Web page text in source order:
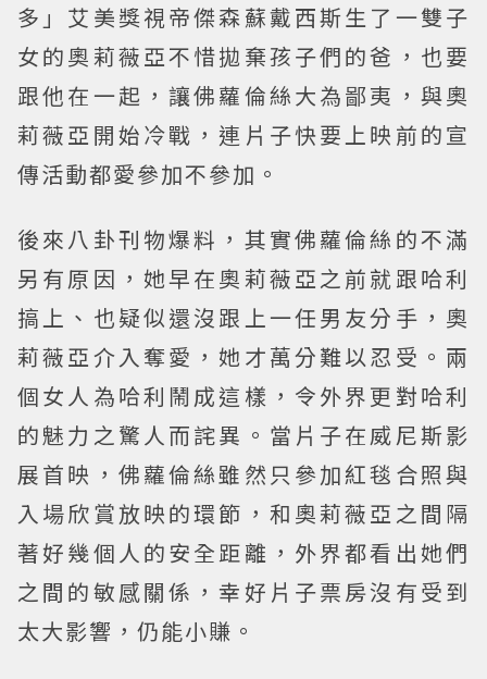
多」艾美獎視帝傑森蘇戴西斯生了一雙子
女的奧莉薇亞不惜拋棄孩子們的爸，也要
跟他在一起，讓佛蘿倫絲大為鄙夷，與奧
莉薇亞開始冷戰，連片子快要上映前的宣
傳活動都愛參加不參加。
後來八卦刊物爆料，其實佛蘿倫絲的不滿
另有原因，她早在奧莉薇亞之前就跟哈利
搞上、也疑似還沒跟上一任男友分手，奧
莉薇亞介入奪愛，她才萬分難以忍受。兩
個女人為哈利鬧成這樣，令外界更對哈利
的魅力之驚人而詫異。當片子在威尼斯影
展首映，佛蘿倫絲雖然只參加紅毯合照與
入場欣賞放映的環節，和奧莉薇亞之間隔
著好幾個人的安全距離，外界都看出她們
之間的敏感關係，幸好片子票房沒有受到
太大影響，仍能小賺。